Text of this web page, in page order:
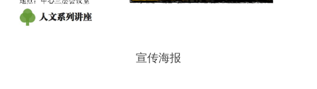
宣传海报